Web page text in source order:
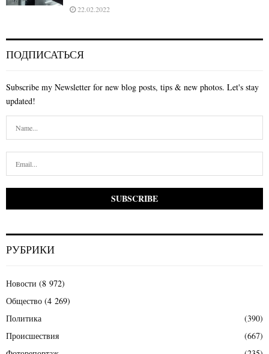
22.02.2022
ПОДПИСАТЬСЯ
Subscribe my Newsletter for new blog posts, tips & new photos. Let's stay
updated!
РУБРИКИ
Новости (8 972)
Общество (4 269)
Политика
(390)
Происшествия
(667)